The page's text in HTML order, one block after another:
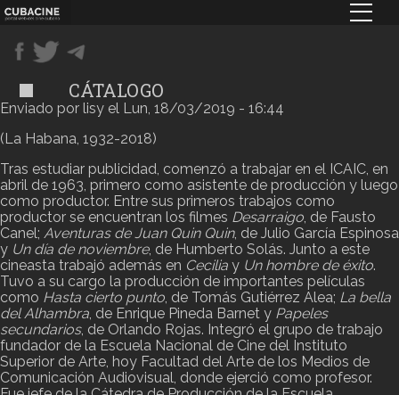
Pasar
al
contenido
principal
CÁTALOGO
Enviado por lisy el Lun, 18/03/2019 - 16:44
(La Habana, 1932-2018)
Tras estudiar publicidad, comenzó a trabajar en el ICAIC, en
abril de 1963, primero como asistente de producción y luego
como productor. Entre sus primeros trabajos como
productor se encuentran los filmes Desarraigo, de Fausto
Canel; Aventuras de Juan Quin Quin, de Julio García Espinosa
y Un día de noviembre, de Humberto Solás. Junto a este
cineasta trabajó además en Cecilia y Un hombre de éxito.
Tuvo a su cargo la producción de importantes películas
como Hasta cierto punto, de Tomás Gutiérrez Alea; La bella
del Alhambra, de Enrique Pineda Barnet y Papeles
secundarios, de Orlando Rojas. Integró el grupo de trabajo
fundador de la Escuela Nacional de Cine del Instituto
Superior de Arte, hoy Facultad del Arte de los Medios de
Comunicación Audiovisual, donde ejerció como profesor.